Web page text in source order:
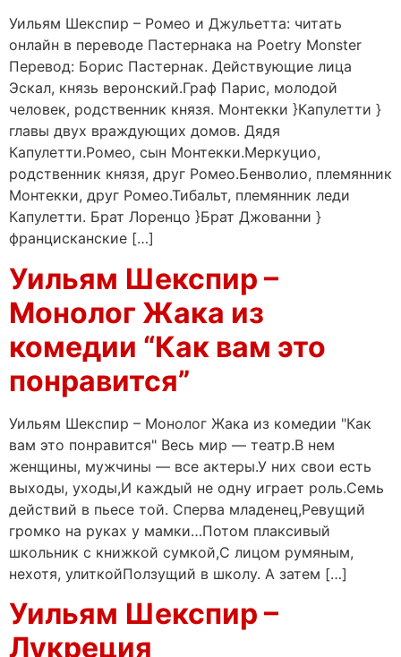
Уильям Шекспир – Ромео и Джульетта: читать
онлайн в переводе Пастернака на Poetry Monster
Перевод: Борис Пастернак. Действующие лица
Эскал, князь веронский.Граф Парис, молодой
человек, родственник князя. Монтекки }Капулетти }
главы двух враждующих домов. Дядя
Капулетти.Ромео, сын Монтекки.Меркуцио,
родственник князя, друг Ромео.Бенволио, племянник
Монтекки, друг Ромео.Тибальт, племянник леди
Капулетти. Брат Лоренцо }Брат Джованни }
францисканские […]
Уильям Шекспир –
Монолог Жака из
комедии “Как вам это
понравится”
Уильям Шекспир – Монолог Жака из комедии "Как
вам это понравится" Весь мир — театр.В нем
женщины, мужчины — все актеры.У них свои есть
выходы, уходы,И каждый не одну играет роль.Семь
действий в пьесе той. Сперва младенец,Ревущий
громко на руках у мамки…Потом плаксивый
школьник с книжкой сумкой,С лицом румяным,
нехотя, улиткойПолзущий в школу. А затем […]
Уильям Шекспир –
Лукреция